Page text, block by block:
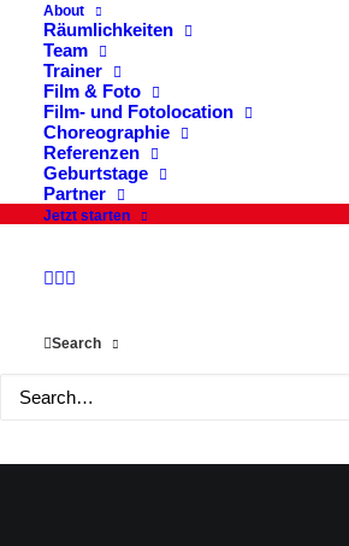
About
Räumlichkeiten
Team
Trainer
Film & Foto
Film- und Fotolocation
Choreographie
Referenzen
Geburtstage
Partner
Jetzt starten
Search
ABONNIEREN